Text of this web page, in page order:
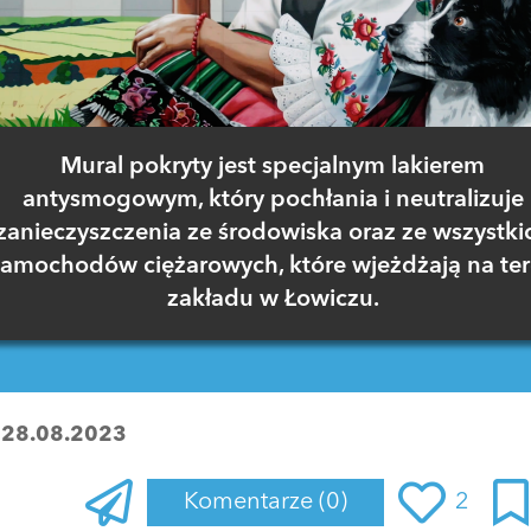
Mural pokryty jest specjalnym lakierem
antysmogowym, który pochłania i neutralizuje
ze środowiska oraz ze
ciężarowych, które wjeżdżają na
zakładu w Łowiczu.
28.08.2023
Komentarze (0) 2